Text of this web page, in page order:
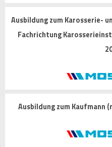
Ausbildung zum Karosserie-
Fachrichtung
Ausbildung zum Kaufmann